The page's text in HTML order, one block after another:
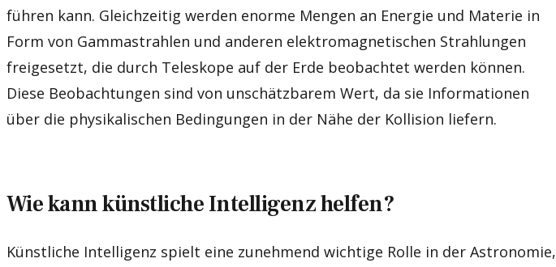
führen kann. Gleichzeitig werden enorme Mengen an Energie und Materie in
Form von Gammastrahlen und anderen elektromagnetischen Strahlungen
freigesetzt, die durch Teleskope auf der Erde beobachtet werden können.
Diese Beobachtungen sind von unschätzbarem Wert, da sie Informationen
über die physikalischen Bedingungen in der Nähe der Kollision liefern.
Wie kann künstliche Intelligenz helfen?
Künstliche Intelligenz spielt eine zunehmend wichtige Rolle in der Astronomie,